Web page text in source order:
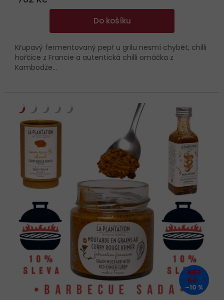
Do košíku
Křupavý fermentovaný pepř u grilu nesmí chybět, chilli
hořčice z Francie a autentická chilli omáčka z
Kambodže...
867
Kč
–10 %